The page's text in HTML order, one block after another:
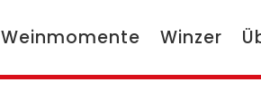
Weinmomente Winzer